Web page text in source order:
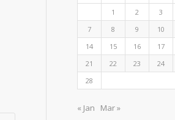
1
2 3
7
8 9 10
14
15 16 17
21
22 23 24
28
« Jan Mar »